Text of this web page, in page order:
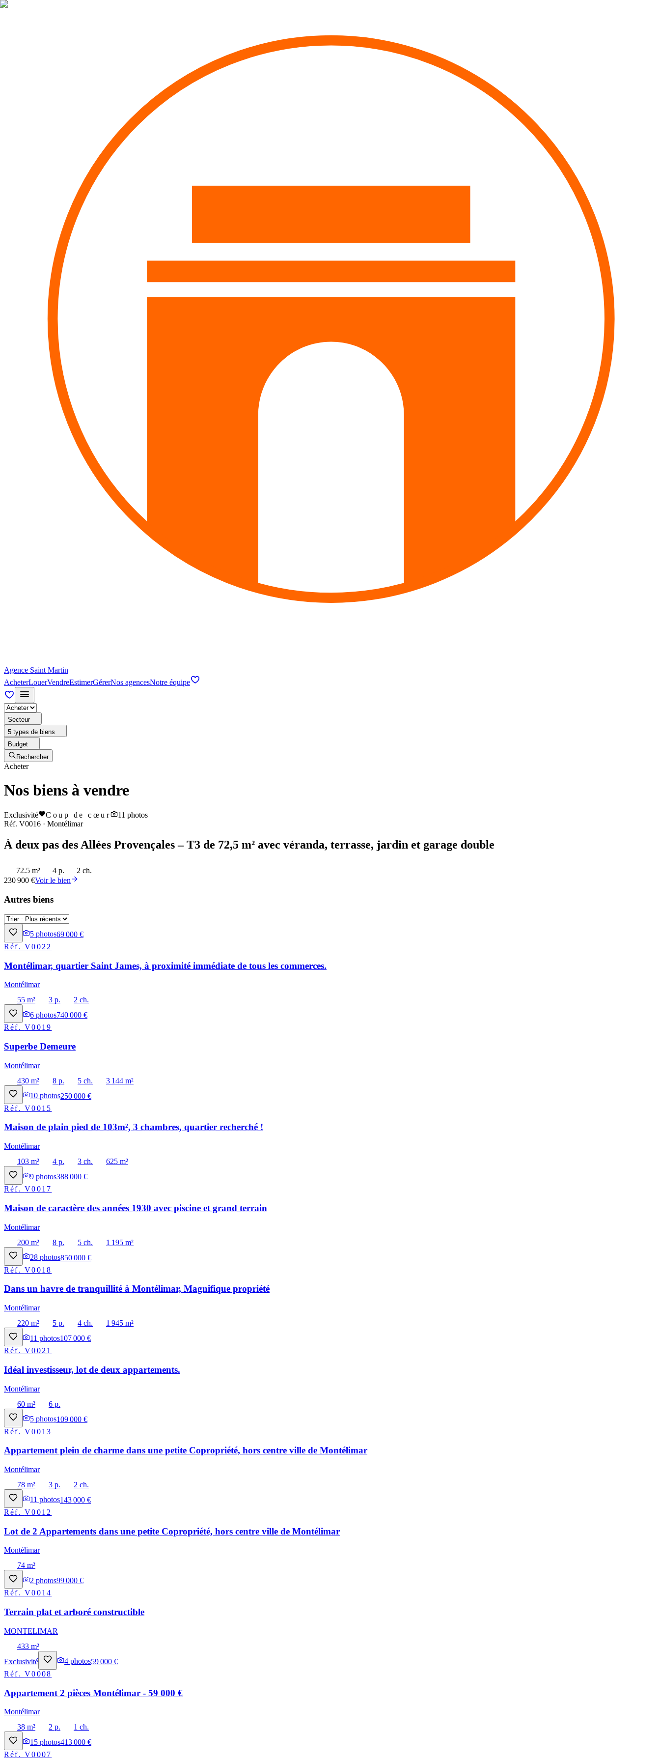
Agence Saint Martin
AcheterLouerVendreEstimerGérerNos agencesNotre équipe
Secteur
5 types de biens
Budget
Rechercher
Acheter
Nos biens à vendre
Exclusivité Coup de cœur 11 photos
Réf. V0016 · Montélimar
À deux pas des Allées Provençales – T3 de 72,5 m² avec véranda, terrasse, jardin et garage double
72.5 m² 4 p.
2 ch.
230 900 €Voir le bien
Autres biens
5 photos69 000 €
Réf.V0022
Montélimar, quartier Saint James, à proximité immédiate de tous les commerces.
Montélimar
55 m²
3 p.
2 ch.
6 photos740 000 €
Réf.V0019
Superbe Demeure
Montélimar
430 m²
8 p. 5 ch.
3 144 m²
10 photos250 000 €
Réf.V0015
Maison de plain pied de 103m², 3 chambres, quartier recherché !
Montélimar
103 m²
4 p. 3 ch.
625 m²
9 photos388 000 €
Réf.V0017
Maison de caractère des années 1930 avec piscine et grand terrain
Montélimar
200 m²
8 p. 5 ch.
1 195 m²
28 photos850 000 €
Réf.V0018
Dans un havre de tranquillité à Montélimar, Magnifique propriété
Montélimar
220 m²
5 p. 4 ch.
1 945 m²
11 photos107 000 €
Réf.V0021
Idéal investisseur, lot de deux appartements.
Montélimar
60 m²
6 p.
5 photos109 000 €
Réf.V0013
Appartement plein de charme dans une petite Copropriété, hors centre ville de Montélimar
Montélimar
78 m²
3 p.
2 ch.
11 photos143 000 €
Réf.V0012
Lot de 2 Appartements dans une petite Copropriété, hors centre ville de Montélimar
Montélimar
74 m²
2 photos99 000 €
Réf.V0014
Terrain plat et arboré constructible
MONTELIMAR
433 m²
Exclusivité
4 photos59 000 €
Réf.V0008
Appartement 2 pièces Montélimar - 59 000 €
Montélimar
38 m²
2 p.
1 ch.
15 photos413 000 €
Réf.V0007